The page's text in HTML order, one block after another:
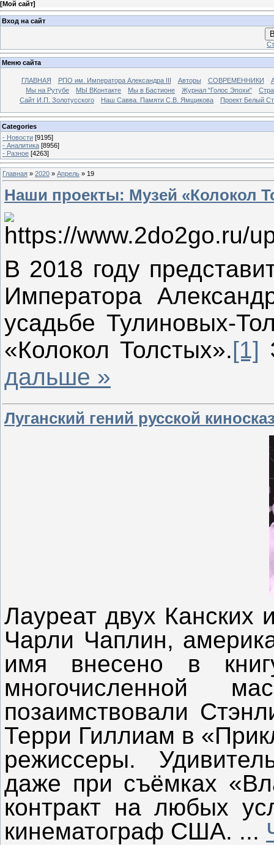
[Мой сайт]
Вход на сайт
Меню сайта
ГЛАВНАЯ РПО им. Императора Александра III Авторы СОВРЕМЕННИКИ
Мы на Рутубе
МЫ ВКонтакте Мы в Бастионе Журнал "Голос Эпохи"
Сайт И.П. Золотусского
Наш Савва. Памяти С.В. Ямщикова Проект Белый
Categories
- Новости [9195]
- Аналитика [8956]
- Разное [4263]
Главная » 2020 » Апрель » 19
Наши проекты: Музей «Колокол
В 2018 году
Императора
усадьбе Тулиновых-
«Колокол Толстых».[1]
дальше »
Луганский гений русской
Лауреат двух
Чарли Чаплин,
имя внесено в
многочисленной
позаимствовали
Терри Гиллиам в
режиссеры.
даже при съёмках
контракт на любых
кинематограф США. ...